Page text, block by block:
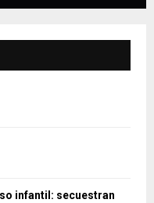
infantil: secuestran